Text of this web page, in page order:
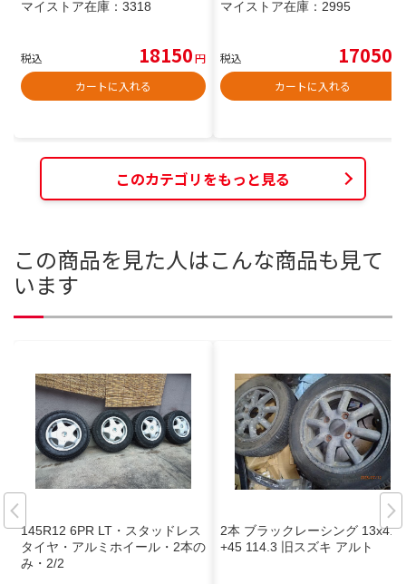
マイストア在庫： 3318
税込 18150円
カートに入れる
マイストア在庫： 2995
税込 17050
カートに入れる
このカテゴリをもっと見る
この商品を見た人はこんな商品も見て
います
145R12 6PR LT・スタッドレス
タイヤ・アルミホイール・2本の
み・2/2
2本 ブラックレーシング 13x4.5
+45 114.3 旧スズキ アルト